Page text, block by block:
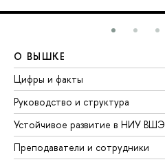
О ВЫШКЕ
Цифры и факты
Руководство и структура
Устойчивое развитие в НИУ ВШЭ
Преподаватели и сотрудники